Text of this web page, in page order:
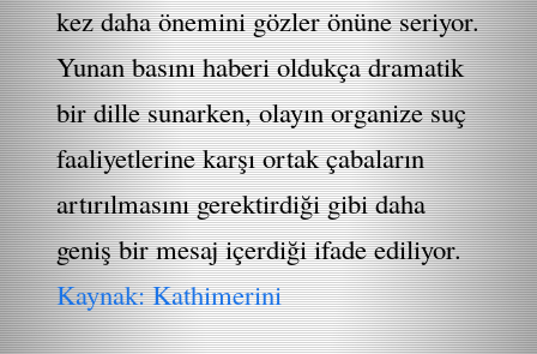
kez daha önemini gözler önüne seriyor.
Yunan basını haberi oldukça dramatik
bir dille sunarken, olayın organize suç
faaliyetlerine karşı ortak çabaların
artırılmasını gerektirdiği gibi daha
geniş bir mesaj içerdiği ifade ediliyor.
Kaynak: Kathimerini